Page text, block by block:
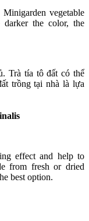
vegetable
darker the color, the
Trà tía tô đất có thể
trồng tại nhà là lựa
effect and help to
from fresh or dried
best option.